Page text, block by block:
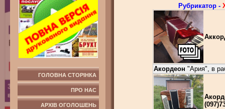
ГОЛОВНА СТОРІНКА
ПРО НАС
АРХІВ ОГОЛОШЕНЬ
Рубрикатор -
Акордеон "Ария", в